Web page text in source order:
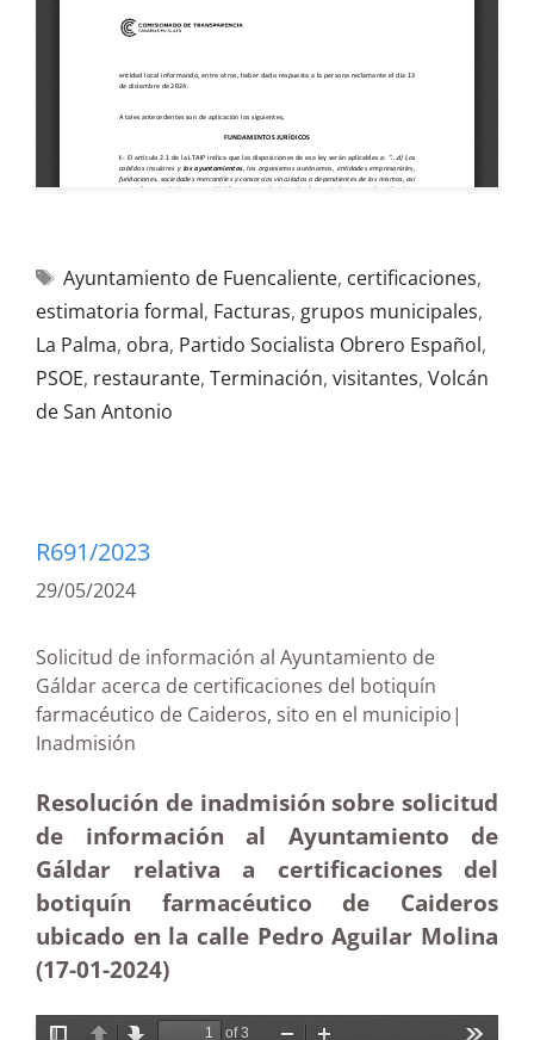
Ayuntamiento de Fuencaliente, certificaciones,
estimatoria formal, Facturas, grupos municipales,
La Palma, obra, Partido Socialista Obrero Español,
PSOE, restaurante, Terminación, visitantes, Volcán
de San Antonio
R691/2023
29/05/2024
Solicitud de información al Ayuntamiento de
Gáldar acerca de certificaciones del botiquín
farmacéutico de Caideros, sito en el municipio|
Inadmisión
Resolución de inadmisión sobre solicitud
de información al Ayuntamiento de
Gáldar relativa a certificaciones del
botiquín farmacéutico de Caideros
ubicado en la calle Pedro Aguilar Molina
(17-01-2024)